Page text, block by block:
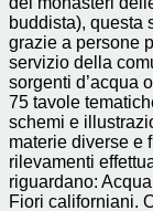
buddista), questa
grazie a persone
servizio della
sorgenti d’acqua
75 tavole
schemi e
materie diverse e
rilevamenti
riguardano:
Fiori californiani.